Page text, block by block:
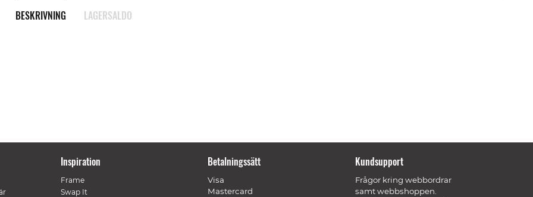
BESKRIVNING LAGERSALDO
Inspiration
Frame
Swap It
Betalningssätt
Visa
Mastercard
Kundsupport
Frågor kring webbordrar
samt webbshoppen.